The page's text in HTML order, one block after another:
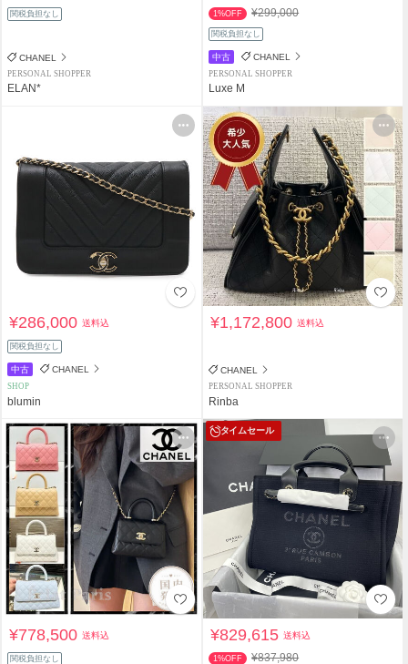
関税負担なし
CHANEL
PERSONAL SHOPPER
ELAN*
1%OFF ¥299,000
関税負担なし
中古 CHANEL
PERSONAL SHOPPER
Luxe M
¥286,000送料込
関税負担なし
中古 CHANEL
SHOP
blumin
¥1,172,800送料込
CHANEL
PERSONAL SHOPPER
Rinba
¥778,500送料込
関税負担なし
タイムセール
¥829,615送料込
1%OFF ¥837,980